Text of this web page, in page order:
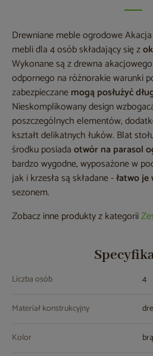
Drewniane meble ogrodowe
mebli dla 4 osób składający się z
Wykonane są z drewna
odpornego na różnorakie warunki
zabezpieczanemogą posłużyć
Nieskomplikowany design
poszczególnych elementów,
kształt delikatnych łuków. Blat
środku posiadaotwór na parasol
bardzo wygodne, wyposażone w
jak i krzesła są składane -łatwo je
sezonem.
Zobacz inne produkty z kategorii
Liczba osób 4
Materiał konstrukcyjny
Kolor